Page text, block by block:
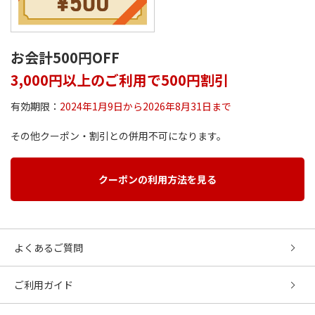
お会計500円OFF
3,000円以上のご利用で500円割引
有効期限： 2024年1月9日から2026年8月31日まで
その他クーポン・割引との併用不可になります。
クーポンの利用方法を見る
よくあるご質問
ご利用ガイド